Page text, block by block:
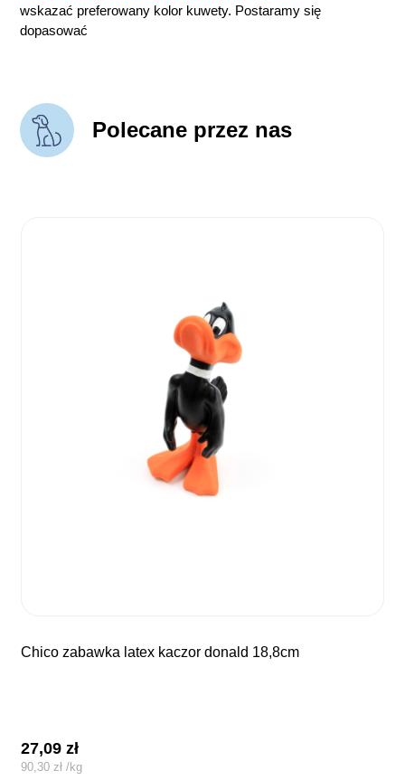
wskazać preferowany kolor kuwety. Postaramy się
dopasować
Polecane przez nas
chico zabawka latex kaczor donald 18,8cm
27,09zł
90,30 zł /kg